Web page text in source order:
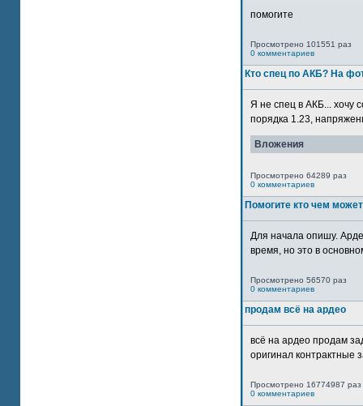
помогите
Просмотрено 101551 раз
0 комментариев
Кто спец по АКБ? На
Я не спец в АКБ... хочу
порядка 1.23,
Вложения
Просмотрено 64289 раз
0 комментариев
Помогите кто чем может
Для начала опишу.
время, но это в
Просмотрено 56570 раз
0 комментариев
продам всё на ардео
всё на ардео продам
оригинал контрактные
Просмотрено 16774987 раз
0 комментариев